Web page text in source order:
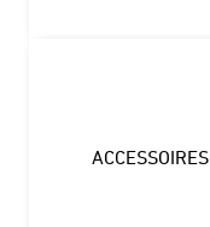
ACCESSOIRES